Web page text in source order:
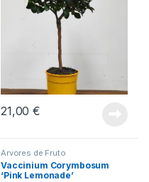
21,00€
Árvores de Fruto
Vaccinium Corymbosum
‘Pink Lemonade’